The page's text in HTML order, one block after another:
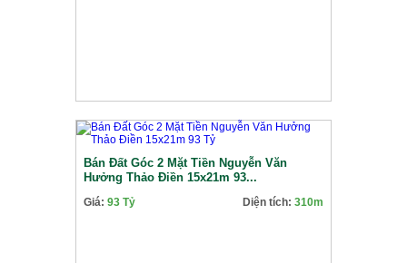
Bán Đất Góc 2 Mặt Tiền Nguyễn Văn
Hưởng Thảo Điền 15x21m 93...
Giá: 93 Tỷ Diện tích: 310m